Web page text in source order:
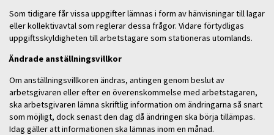
Som tidigare får vissa uppgifter lämnas i form av hänvisningar till lagar
eller kollektivavtal som reglerar dessa frågor. Vidare förtydligas
uppgiftsskyldigheten till arbetstagare som stationeras utomlands.
Ändrade anställningsvillkor
Om anställningsvillkoren ändras, antingen genom beslut av
arbetsgivaren eller efter en överenskommelse med arbetstagaren,
ska arbetsgivaren lämna skriftlig information om ändringarna så snart
som möjligt, dock senast den dag då ändringen ska börja tillämpas.
Idag gäller att informationen ska lämnas inom en månad.